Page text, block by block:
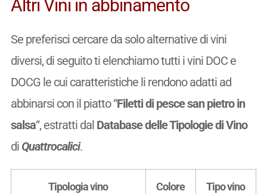
Altri Vini in abbinamento
Se preferisci cercare da solo alternative di vini
diversi, di seguito ti elenchiamo tutti i vini DOC e
DOCG le cui caratteristiche li rendono adatti ad
abbinarsi con il piatto “Filetti di pesce san pietro in
salsa“, estratti dal Database delle Tipologie di Vino
di Quattrocalici.
Tipologia vino
Colore
Tipo vino